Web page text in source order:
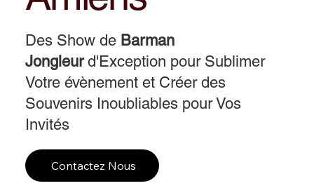
Des Show de Barman
Jongleurd'Exception pour Sublimer
Votre évènement et Créer des
Souvenirs Inoubliables pour Vos
Invités
Contactez Nous